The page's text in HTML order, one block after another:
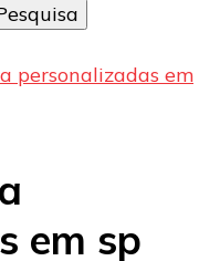
personalizadas em
em sp